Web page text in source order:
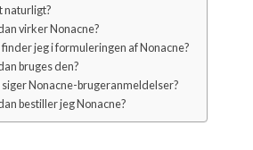
naturligt?
virker Nonacne?
jeg i formuleringen af Nonacne?
bruges den?
Nonacne-brugeranmeldelser?
bestiller jeg Nonacne?